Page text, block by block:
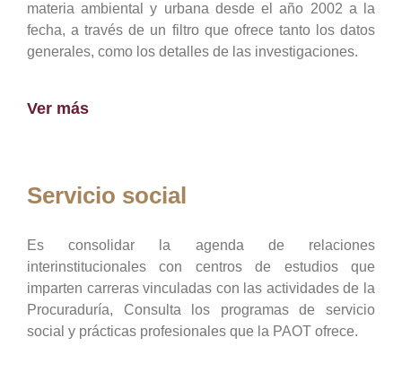
materia ambiental y urbana desde el año 2002 a la
fecha, a través de un filtro que ofrece tanto los datos
generales, como los detalles de las investigaciones.
Ver más
Servicio social
Es consolidar la agenda de relaciones
interinstitucionales con centros de estudios que
imparten carreras vinculadas con las actividades de la
Procuraduría, Consulta los programas de servicio
social y prácticas profesionales que la PAOT ofrece.